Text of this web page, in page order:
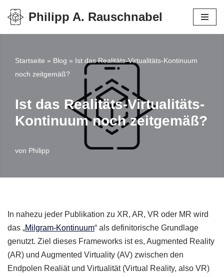
Zum
Philipp A. Rauschnabel
Startseite » Blog » Ist das Realitäts-Virtualitäts-Kontinuum
noch zeitgemäß?
Ist das Realitäts-Virtualitäts-
Kontinuum noch zeitgemäß?
von Philipp
In nahezu jeder Publikation zu XR, AR, VR oder MR wird
das „Milgram-Kontinuum“ als definitorische Grundlage
genutzt. Ziel dieses Frameworks ist es, Augmented Reality
(AR) und Augmented Virtuality (AV) zwischen den
Endpolen Realiät und Virtualität (Virtual Reality, also VR)